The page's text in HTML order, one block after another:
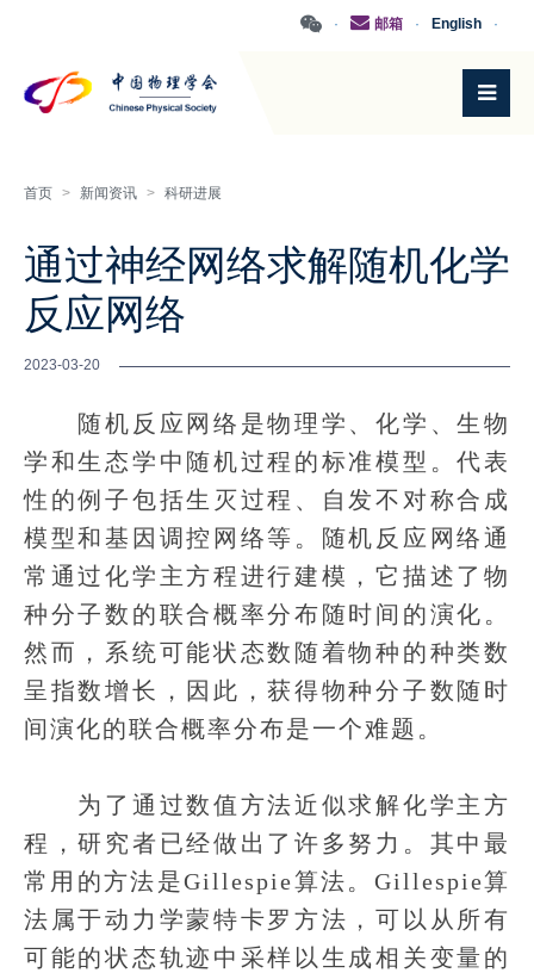
·
English
·
邮箱
·
首页 > 新闻资讯 > 科研进展
通过神经网络求解随机化学
反应网络
2023-03-20
随机反应网络是物理学、化学、生物
学和生态学中随机过程的标准模型。代表
性的例子包括生灭过程、自发不对称合成
模型和基因调控网络等。随机反应网络通
常通过化学主方程进行建模，它描述了物
种分子数的联合概率分布随时间的演化。
然而，系统可能状态数随着物种的种类数
呈指数增长，因此，获得物种分子数随时
间演化的联合概率分布是一个难题。
为了通过数值方法近似求解化学主方
程，研究者已经做出了许多努力。其中最
常用的方法是Gillespie算法。Gillespie算
法属于动力学蒙特卡罗方法，可以从所有
可能的状态轨迹中采样以生成相关变量的